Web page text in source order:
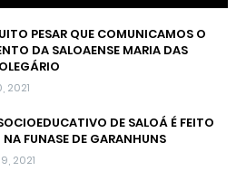
PESAR QUE COMUNICAMOS O
DA SALOAENSE MARIA DAS
2021
DE SALOÁ É FEITO
NA FUNASE DE GARANHUNS
2021